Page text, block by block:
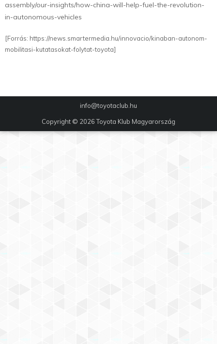
assembly/our-insights/how-china-will-help-fuel-the-revolution-
in-autonomous-vehicles
[Forrás: https://news.smartermedia.hu/innovacio/kinaban-autonom-
mobilitasi-kutatasokat-folytat-toyota]
info@toyotaclub.hu
Copyright © 2026Toyota Klub Magyarország